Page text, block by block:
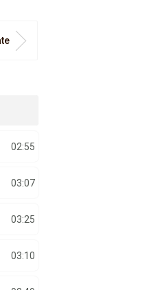
02:55
03:07
03:25
03:10